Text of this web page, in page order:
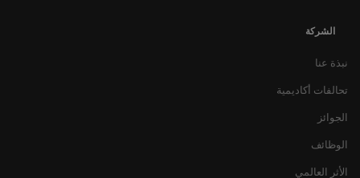
الشركة
نبذة عنا
تحالفات أكاديمية
الجوائز
الوظائف
الأثر العالمي